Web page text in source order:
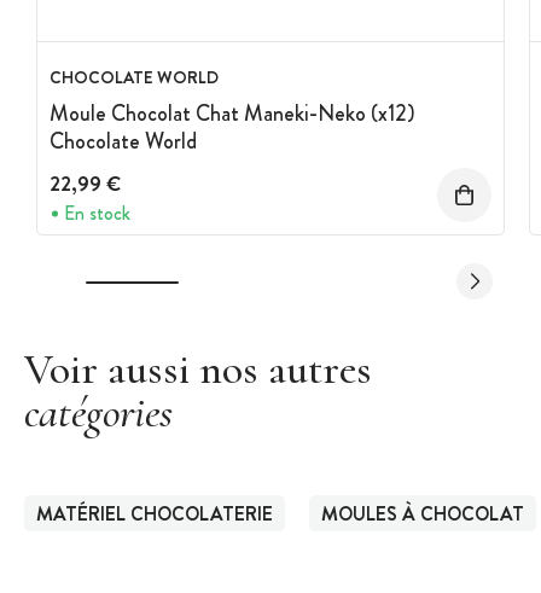
CHOCOLATE WORLD
Moule Chocolat Chat Maneki-Neko (x12)
Chocolate World
22,99 €
En stock
Voir aussi nos autres
catégories
MATÉRIEL CHOCOLATERIE MOULES À CHOCOLAT